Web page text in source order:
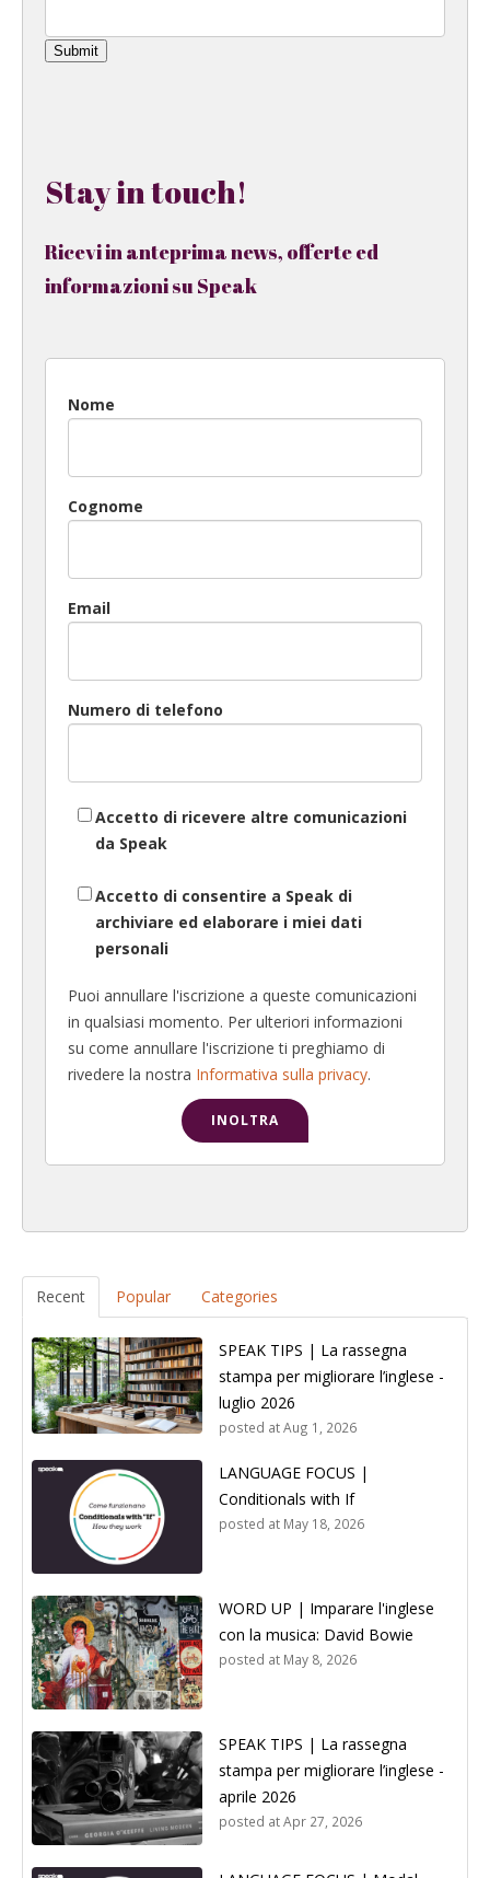
Submit
Stay in touch!
Ricevi in anteprima news, offerte ed
informazioni su Speak
Nome
Cognome
Email
Numero di telefono
Accetto di ricevere altre comunicazioni
da Speak
Accetto di consentire a Speak di
archiviare ed elaborare i miei dati
personali
Puoi annullare l'iscrizione a queste comunicazioni
in qualsiasi momento. Per ulteriori informazioni
su come annullare l'iscrizione ti preghiamo di
rivedere la nostra Informativa sulla privacy.
Recent Popular Categories
SPEAK TIPS | La rassegna
stampa per migliorare l’inglese -
luglio 2026
posted atAug 1, 2026
LANGUAGE FOCUS |
Conditionals with If
posted at May 18, 2026
WORD UP | Imparare l'inglese
con la musica: David Bowie
posted at May 8, 2026
SPEAK TIPS | La rassegna
stampa per migliorare l’inglese -
aprile 2026
posted atApr 27, 2026